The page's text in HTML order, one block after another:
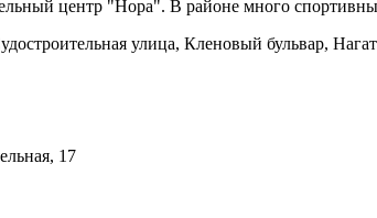
центр "Нора". В районе много
улица, Кленовый бульвар,
17